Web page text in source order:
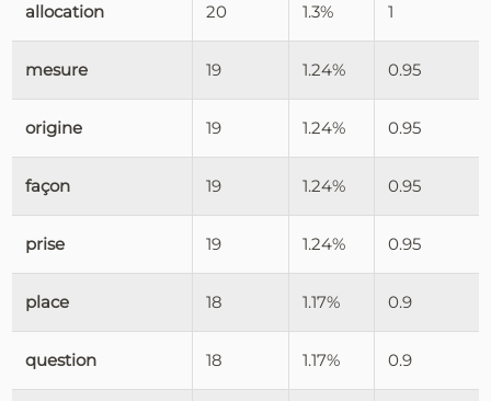
allocation 20 1.3% 1
mesure 19 1.24% 0.95
origine 19 1.24% 0.95
façon 19 1.24% 0.95
prise 19 1.24% 0.95
place 18 1.17% 0.9
question 18 1.17% 0.9